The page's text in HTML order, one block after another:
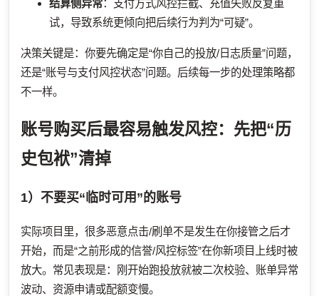
结算侧异常：支付方式风控拦截、充值失败反复重
试，导致系统更倾向把后续行为判为“可疑”。
决策关键是：你要先确定是“你自己的投放/日志质量”问题，
还是“账号与支付风控状态”问题。后续每一步的处理策略都
不一样。
账号购买后最容易触发风控：先把“历
史包袱”清掉
1）不要买“临时可用”的账号
实际项目里，很多恶意点击/刷单不是发生在你接管之后才
开始，而是“之前形成的信誉/风控标签”在你新项目上线时被
放大。常见表现是：刚开始跑投放就被二次校验、账单异常
波动、资源申请或配额变慢。